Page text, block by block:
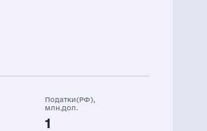
Податки(РФ),
млн.дол.
1